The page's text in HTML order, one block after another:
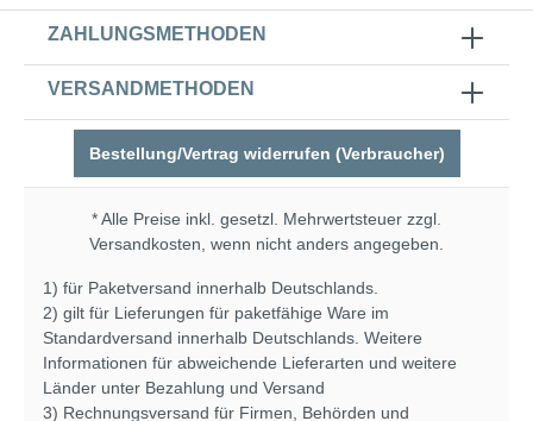
ZAHLUNGSMETHODEN
VERSANDMETHODEN
Bestellung/Vertrag widerrufen (Verbraucher)
* Alle Preise inkl. gesetzl. Mehrwertsteuer zzgl.
Versandkosten , wenn nicht anders angegeben.
1) für Paketversand innerhalb Deutschlands.
2) gilt für Lieferungen für paketfähige Ware im
Standardversand innerhalb Deutschlands. Weitere
Informationen für abweichende Lieferarten und weitere
Länder unter Bezahlung und Versand
3) Rechnungsversand für Firmen, Behörden und